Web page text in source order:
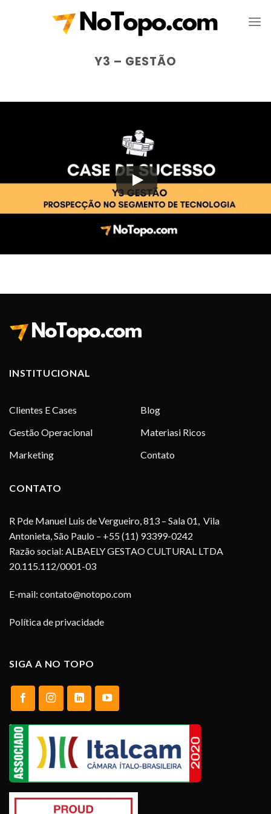
Y3 – GESTÃO
INSTITUCIONAL
Clientes E Cases
Gestão Operacional
Marketing
Blog
Materiasi Ricos
Contato
CONTATO
R Pde Manuel Luis de Vergueiro, 813 – Sala 01, Vila
Antonieta, São Paulo – +55 (11) 93399-0242
Razão social: ALBAELY GESTAO CULTURAL LTDA
20.115.112/0001-03
E-mail: contato@notopo.com
Política de privacidade
SIGA A NO TOPO